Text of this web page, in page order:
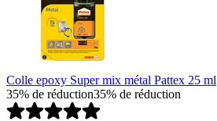
Colle epoxy Super mix métal Pattex 25 ml
35% de réduction35% de réduction